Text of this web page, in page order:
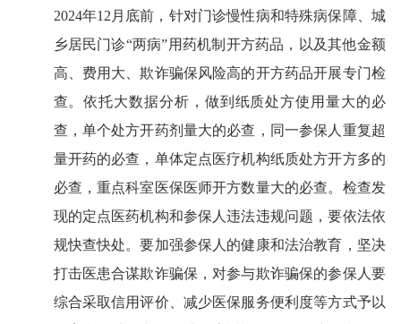
2024年12月底前，针对门诊慢性病和特殊病保障、城
乡居民门诊“两病”用药机制开方药品，以及其他金额
高、费用大、欺诈骗保风险高的开方药品开展专门检
查。依托大数据分析，做到纸质处方使用量大的必
查，单个处方开药剂量大的必查，同一参保人重复超
量开药的必查，单体定点医疗机构纸质处方开方多的
必查，重点科室医保医师开方数量大的必查。检查发
现的定点医药机构和参保人违法违规问题，要依法依
规快查快处。要加强参保人的健康和法治教育，坚决
打击医患合谋欺诈骗保，对参与欺诈骗保的参保人要
综合采取信用评价、减少医保服务便利度等方式予以